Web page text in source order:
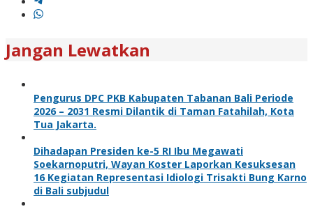
Jangan Lewatkan
Pengurus DPC PKB Kabupaten Tabanan Bali Periode
2026 – 2031 Resmi Dilantik di Taman Fatahilah, Kota
Tua Jakarta.
Dihadapan Presiden ke-5 RI Ibu Megawati
Soekarnoputri, Wayan Koster Laporkan Kesuksesan
16 Kegiatan Representasi Idiologi Trisakti Bung Karno
di Bali subjudul